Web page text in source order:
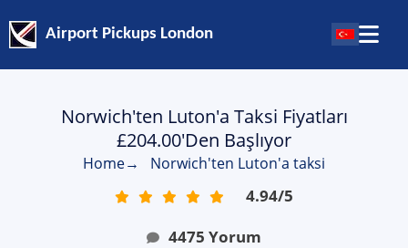
Airport Pickups London
Norwich'ten Luton'a Taksi Fiyatları
£204.00'den Başlıyor
Home→ Norwich'ten Luton'a taksi
4.94/5
4475 Yorum